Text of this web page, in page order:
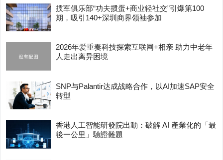
掼军俱乐部“功夫掼蛋+商业轻社交”引爆第100
期，吸引140+深圳商界领袖参加
2026年爱重奏科技探索互联网+相亲 助力中老年
人走出离异困境
SNP与Palantir达成战略合作，以AI加速SAP安全
转型
香港人工智能研發院出動：破解 AI 產業化的「最
後一公里」驗證難題